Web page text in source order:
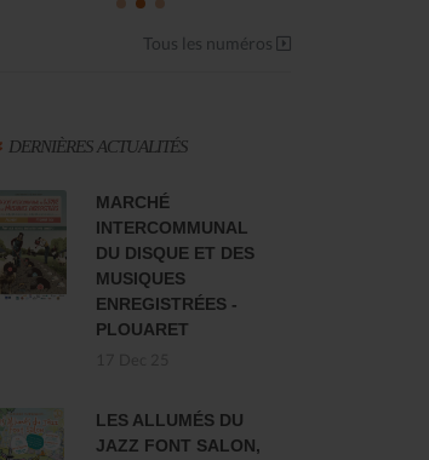
Tous les numéros
DERNIÈRES ACTUALITÉS
MARCHÉ
INTERCOMMUNAL
DU DISQUE ET DES
MUSIQUES
ENREGISTRÉES -
PLOUARET
LES ALLUMÉS DU
JAZZ FONT SALON,